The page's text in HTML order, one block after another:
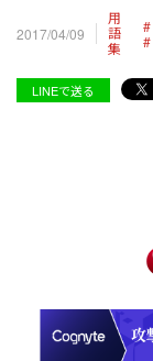
2017/04/09
用
語
集
LINEで送る